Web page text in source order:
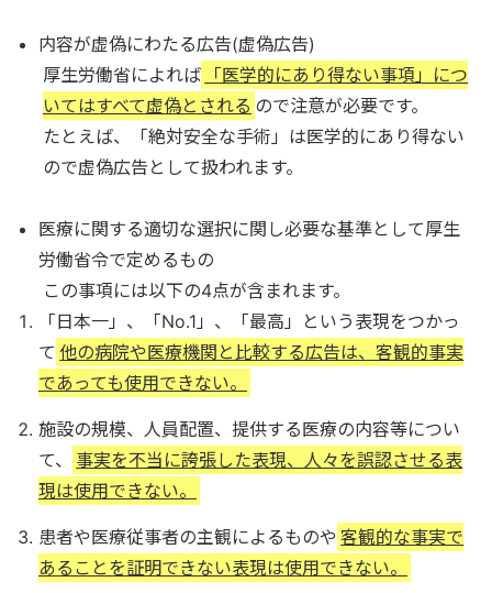
内容が虚偽にわたる広告(虚偽広告)
厚生労働省によれば
「医学的にあり得ない事項」につ
いてはすべて虚偽とされる ので注意が必要です。
たとえば、「絶対安全な手術」は医学的にあり得ない
ので虚偽広告として扱われます。
医療に関する適切な選択に関し必要な基準として厚生
労働省令で定めるもの
この事項には以下の4点が含まれます。
「日本一」、「No.1」、「最高」という表現をつかっ
て 他の病院や医療機関と比較する広告は、客観的事実
であっても使用できない。
施設の規模、人員配置、提供する医療の内容等につい
て、
事実を不当に誇張した表現、人々を誤認させる表
現は使用できない。
患者や医療従事者の主観によるものや 客観的な事実で
あることを証明できない表現は使用できない。